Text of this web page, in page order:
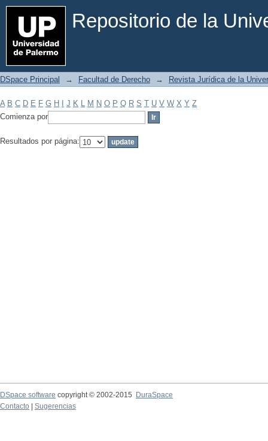
Repositorio de la
Filtrar por: Materia
DSpace Principal → Facultad de Derecho → Revista Jurídica de la
A B C D E F G H J K L M N O P Q R S T U V W X Y Z
Comienza por
Resultados por página:
DSpace software copyright © 2002-2015
DuraSpace
Contacto
Sugerencias